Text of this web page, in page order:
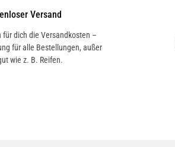
Versand
für dich die Versandkosten –
für alle Bestellungen, außer
wie z. B. Reifen.